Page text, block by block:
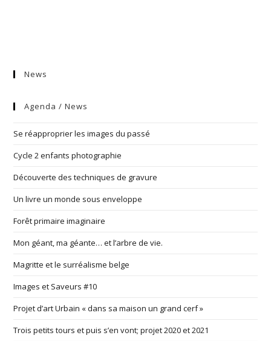
News
Agenda / News
Se réapproprier les images du passé
Cycle 2 enfants photographie
Découverte des techniques de gravure
Un livre un monde sous enveloppe
Forêt primaire imaginaire
Mon géant, ma géante… et l’arbre de vie.
Magritte et le surréalisme belge
Images et Saveurs #10
Projet d’art Urbain « dans sa maison un grand cerf »
Trois petits tours et puis s’en vont; projet 2020 et 2021